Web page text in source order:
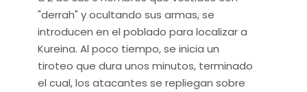
"derrah" y ocultando sus armas, se
introducen en el poblado para localizar a
Kureina. Al poco tiempo, se inicia un
tiroteo que dura unos minutos, terminado
el cual, los atacantes se repliegan sobre